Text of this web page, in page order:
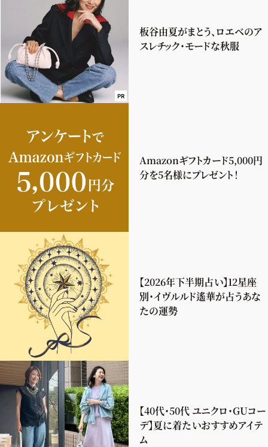
PR
板谷由夏がまとう、ロエベのア
スレチック・モードな秋服
Amazonギフトカード5,000円
分を5名様にプレゼント！
【2026年下半期占い】12星座
別・イヴルルド遙華が占うあな
たの運勢
【40代・50代 ユニクロ・GUコー
デ】夏に着たいおすすめアイテ
ム